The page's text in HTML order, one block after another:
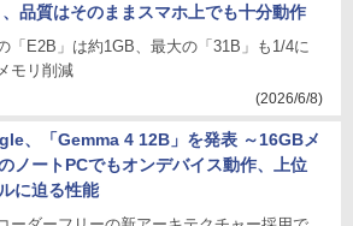
品質はそのままスマホ上でも十分動作
「E2B」は約1GB、最大の「31B」も1/4に
モリ削減
(2026/6/8)
、「Gemma 4 12B」を発表 ～16GBメ
ノートPCでもオンデバイス動作、上位
に迫る性能